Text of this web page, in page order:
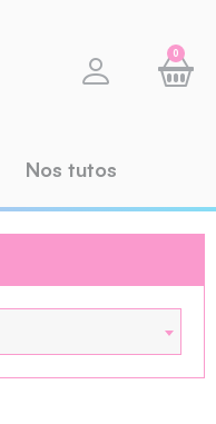
0
Nos tutos